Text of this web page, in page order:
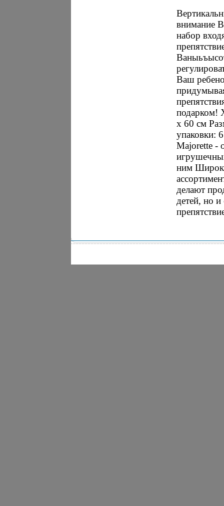
внимание
набор
Ваш
подарком!
х 60 см
упаковки:
Majorette -
ним
делают
детей, но